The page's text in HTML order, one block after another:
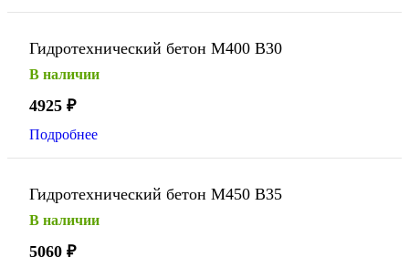
Гидротехнический бетон М400 В30
В наличии
4925 ₽
Подробнее
Гидротехнический бетон М450 В35
В наличии
5060 ₽